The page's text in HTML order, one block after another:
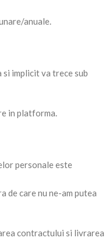
anuale.
implicit va trece sub
in platforma.
personale este
de care nu ne-am putea
contractului si livrarea